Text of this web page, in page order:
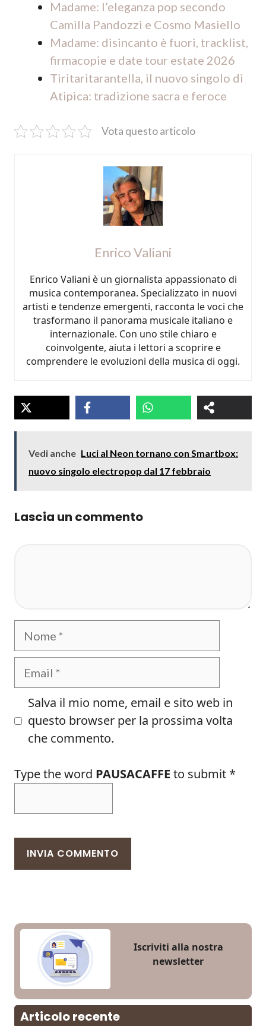
Madame: l’eleganza pop secondo
Camilla Pandozzi e Cosmo Masiello
Madame: disincanto è fuori, tracklist,
firmacopie e date tour estate 2026
Tiritaritarantella, il nuovo singolo di
Atipica: tradizione sacra e feroce
Vota questo articolo
Enrico Valiani
Enrico Valiani è un giornalista appassionato di
musica contemporanea. Specializzato in nuovi
artisti e tendenze emergenti, racconta le voci che
trasformano il panorama musicale italiano e
internazionale. Con uno stile chiaro e
coinvolgente, aiuta i lettori a scoprire e
comprendere le evoluzioni della musica di oggi.
Vedi anche Luci al Neon tornano con Smartbox:
nuovo singolo electropop dal 17 febbraio
Lascia un commento
Nome
Email
Salva il mio nome, email e sito web in
questo browser per la prossima volta
che commento.
Type the word PAUSACAFFE to submit *
Iscriviti alla nostra
newsletter
Articolo recente